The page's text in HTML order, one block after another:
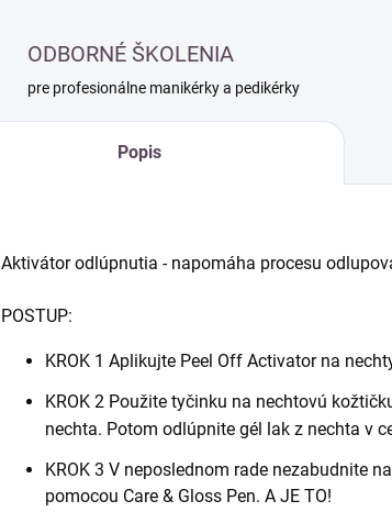
ODBORNÉ ŠKOLENIA
pre profesionálne manikérky a pedikérky
Popis
Aktivátor odlúpnutia - napomáha procesu
POSTUP:
KROK 1 Aplikujte Peel Off Activator na
KROK 2 Použite tyčinku na nechtovú
nechta. Potom odlúpnite gél lak z nechta v
KROK 3 V neposlednom rade nezabudnite
pomocou Care & Gloss Pen. A JE TO!